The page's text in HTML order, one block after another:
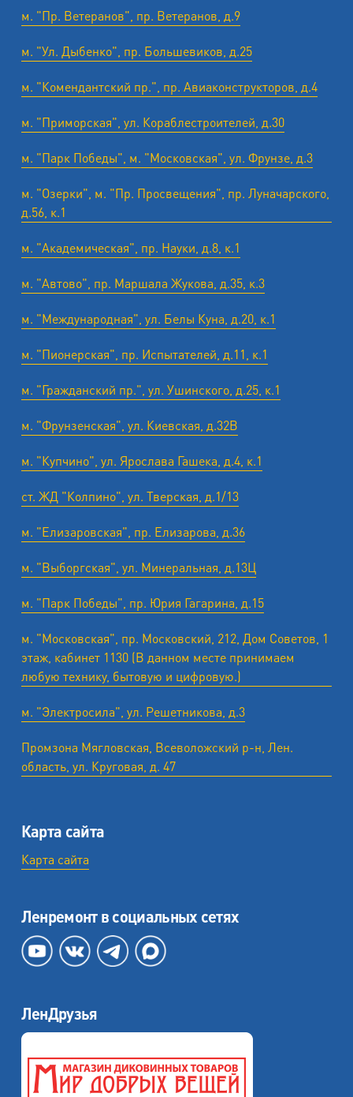
м. "Пр. Ветеранов", пр. Ветеранов, д.9
м. "Ул. Дыбенко", пр. Большевиков, д.25
м. "Комендантский пр.", пр. Авиаконструкторов, д.4
м. "Приморская", ул. Кораблестроителей, д.30
м. "Парк Победы", м. "Московская", ул. Фрунзе, д.3
м. "Озерки", м. "Пр. Просвещения", пр. Луначарского,
д.56, к.1
м. "Академическая", пр. Науки, д.8, к.1
м. "Автово", пр. Маршала Жукова, д.35, к.3
м. "Международная", ул. Белы Куна, д.20, к.1
м. "Пионерская", пр. Испытателей, д.11, к.1
м. "Гражданский пр.", ул. Ушинского, д.25, к.1
м. "Фрунзенская", ул. Киевская, д.32В
м. "Купчино", ул. Ярослава Гашека, д.4, к.1
ст. ЖД "Колпино", ул. Тверская, д.1/13
м. "Елизаровская", пр. Елизарова, д.36
м. "Выборгская", ул. Минеральная, д.13Ц
м. "Парк Победы", пр. Юрия Гагарина, д.15
м. "Московская", пр. Московский, 212, Дом Советов, 1
этаж, кабинет 1130 (В данном месте принимаем
любую технику, бытовую и цифровую.)
м. "Электросила", ул. Решетникова, д.3
Промзона Мягловская, Всеволожский р-н, Лен.
область, ул. ​Круговая, д. 47
Карта сайта
Карта сайта
Ленремонт в социальных сетях
ЛенДрузья